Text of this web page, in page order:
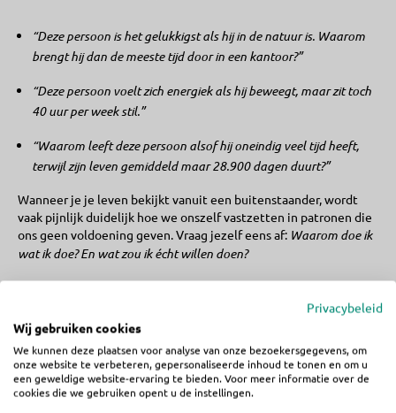
“Deze persoon is het gelukkigst als hij in de natuur is. Waarom
brengt hij dan de meeste tijd door in een kantoor?”
“Deze persoon voelt zich energiek als hij beweegt, maar zit toch
40 uur per week stil.”
“Waarom leeft deze persoon alsof hij oneindig veel tijd heeft,
terwijl zijn leven gemiddeld maar 28.900 dagen duurt?”
Wanneer je je leven bekijkt vanuit een buitenstaander, wordt
vaak pijnlijk duidelijk hoe we onszelf vastzetten in patronen die
ons geen voldoening geven. Vraag jezelf eens af: Waarom doe ik
wat ik doe? En wat zou ik écht willen doen?
4. Volg Jouw Gele
Bakstenen Weg
Privacybeleid
Wij gebruiken cookies
We kunnen deze plaatsen voor analyse van onze bezoekersgegevens, om
onze website te verbeteren, gepersonaliseerde inhoud te tonen en om u
een geweldige website-ervaring te bieden. Voor meer informatie over de
cookies die we gebruiken opent u de instellingen.